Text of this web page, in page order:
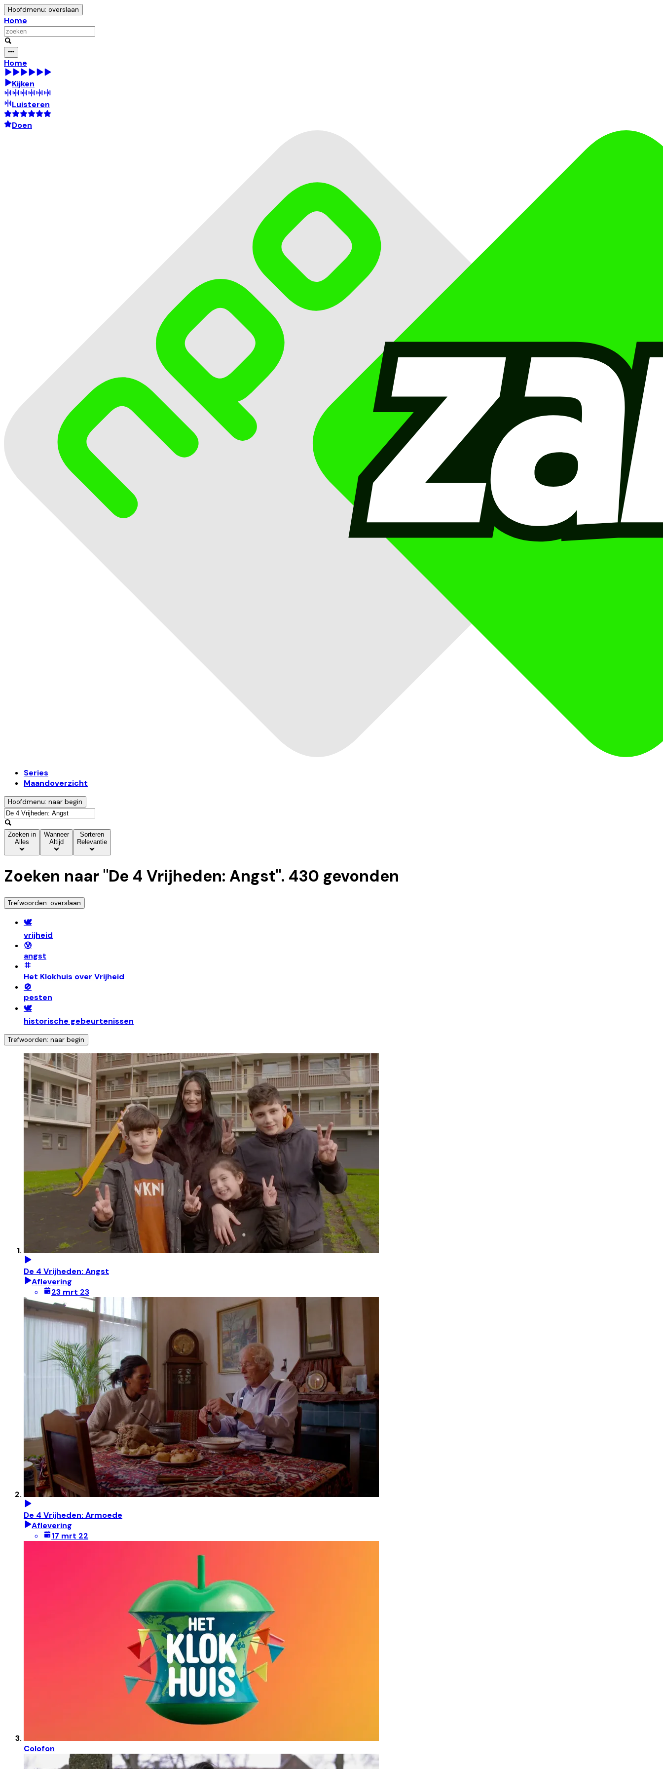
Hoofdmenu: overslaan
Home
Home
Kijken
Luisteren
Doen
Series
Maandoverzicht
Hoofdmenu: naar begin
Zoeken in
Alles
Wanneer
Altijd
Sorteren
Relevantie
Zoeken naar "De 4 Vrijheden: Angst". 430 gevonden
Trefwoorden: overslaan
🕊️
vrijheid
😰
angst
Het Klokhuis over Vrijheid
🚫
pesten
🕊️
historische gebeurtenissen
Trefwoorden: naar begin
De 4 Vrijheden: Angst
Aflevering
23 mrt 23
De 4 Vrijheden: Armoede
Aflevering
17 mrt 22
Colofon